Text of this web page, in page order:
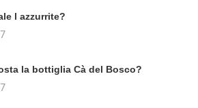
l azzurrite?
la bottiglia Cà del Bosco?